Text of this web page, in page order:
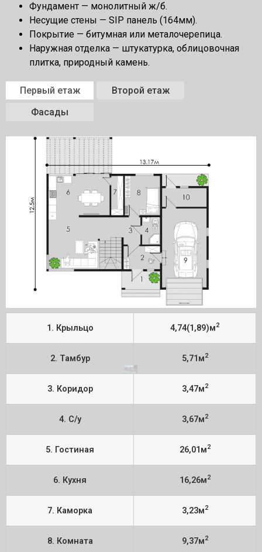
Фундамент — монолитный ж/б.
Несущие стены — SIP панель (164мм).
Покрытие — битумная или металочерепица.
Наружная отделка — штукатурка, облицовочная
плитка, природный камень.
Первый етаж
Второй етаж
Фасады
1. Крыльцо 4,74(1,89)м2
2. Тамбур 5,71м2
3. Коридор 3,47м2
4. C/у 3,67м2
5. Гостиная 26,01м2
6. Кухня 16,26м2
7. Каморка 3,23м2
8. Комната 9,37м2